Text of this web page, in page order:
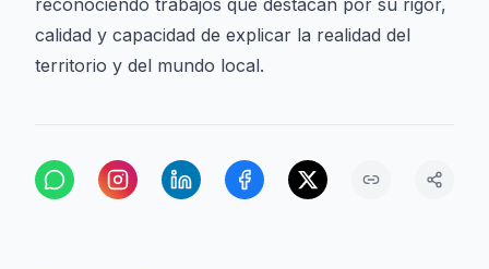
reconociendo trabajos que destacan por su rigor,
calidad y capacidad de explicar la realidad del
territorio y del mundo local.